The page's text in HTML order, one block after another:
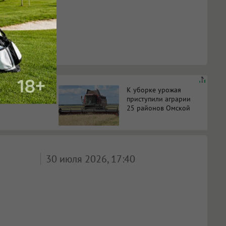
К уборке урожая
приступили аграрии
25 районов Омской
30 июля 2026, 17:40